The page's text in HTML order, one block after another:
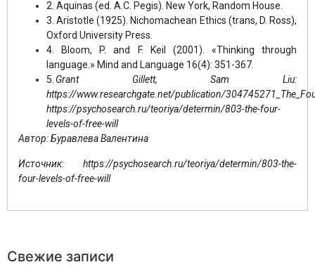
2. Aquinas (ed. A.C. Pegis). New York, Random House.
3. Aristotle (1925). Nichomachean Ethics (trans, D. Ross),
Oxford University Press.
4. Bloom, P. and F. Keil (2001). «Thinking through
language.» Mind and Language 16(4): 351-367.
5. Grant Gillett, Sam Liu:
https://www.researchgate.net/publication/
https://psychosearch.ru/teoriya/determin/803-the-four-
levels-of-free-will
Автор:БуравлеваВалентина
Источник: https://psychosearch.ru/teoriya/determin/803-the-
four-levels-of-free-will
Свежие записи